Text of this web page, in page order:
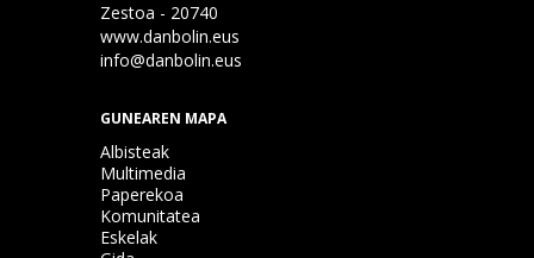
Zestoa - 20740
www.danbolin.eus
info@danbolin.eus
GUNEAREN MAPA
Albisteak
Multimedia
Paperekoa
Komunitatea
Eskelak